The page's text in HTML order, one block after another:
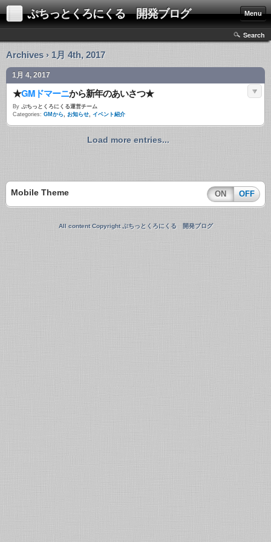
ぷちっとくろにくる 開発ブログ Menu
Search
Archives › 1月 4th, 2017
1月 4, 2017
★GMドマーニから新年のあいさつ★
By ぷちっとくろにくる運営チーム
Categories: GMから, お知らせ, イベント紹介
Load more entries...
Mobile Theme ON OFF
All content Copyright ぷちっとくろにくる 開発ブログ